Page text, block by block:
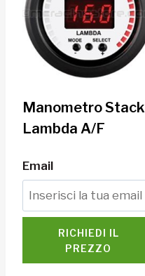
Manometro Stack
Lambda A/F
Email
RICHIEDI IL
PREZZO